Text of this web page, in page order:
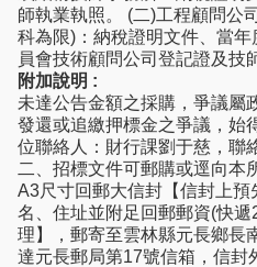
師執業執照。 (二)工程顧問公
科為限)：納稅證明文件、當
員會技術顧問公司登記證及技
附加說明 :
未達公告金額之採購，爭議屬
發還或追繳押標金之爭議，始
位聯絡人：財行課劉于慈，聯
二、招標文件可郵購或逕向本
A3尺寸回郵大信封【信封上
名、住址並附足回郵郵資(快
理】，郵寄至雲林縣元長鄉長
達元長郵局第17號信箱，信封